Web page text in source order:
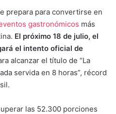
prepara para convertirse en
gastronómicos más
El próximo 18 de julio, el
el intento oficial de
alcanzar el título de “La
servida en 8 horas”, récord
las 52.300 porciones